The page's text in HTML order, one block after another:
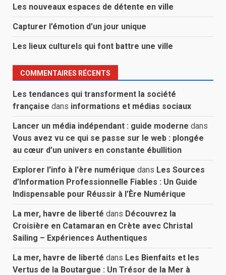
Les nouveaux espaces de détente en ville
Capturer l’émotion d’un jour unique
Les lieux culturels qui font battre une ville
COMMENTAIRES RÉCENTS
Les tendances qui transforment la société
française dans informations et médias sociaux
Lancer un média indépendant : guide moderne dans
Vous avez vu ce qui se passe sur le web : plongée
au cœur d’un univers en constante ébullition
Explorer l'info à l'ère numérique dans Les Sources
d’Information Professionnelle Fiables : Un Guide
Indispensable pour Réussir à l’Ère Numérique
La mer, havre de liberté dans Découvrez la
Croisière en Catamaran en Crète avec Christal
Sailing – Expériences Authentiques
La mer, havre de liberté dans Les Bienfaits et les
Vertus de la Boutargue : Un Trésor de la Mer à